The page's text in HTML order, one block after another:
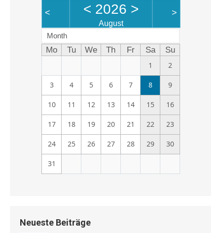
< < 2026 >
August
>
Month
Mo Tu We Th Fr Sa
Su
1
2
3 4 5 6 7 8 9
10 11 12 13 14 15 16
17 18 19 20 21 22 23
24 25 26 27 28 29 30
31
Neueste Beiträge